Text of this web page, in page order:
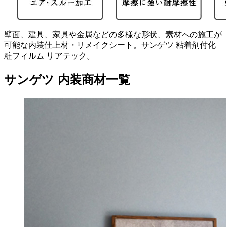
壁面、建具、家具や金属などの多様な形状、素材への施工が
可能な内装仕上材・リメイクシート。サンゲツ 粘着剤付化
粧フィルム リアテック。
サンゲツ 内装商材一覧